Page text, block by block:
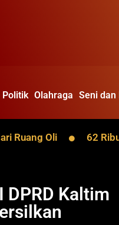
Politik Olahraga Seni dan
Oli 62 Ribu
DPRD Kaltim